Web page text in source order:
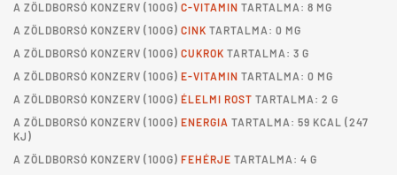
A ZÖLDBORSÓ KONZERV (100G) C-VITAMIN TARTALMA: 8 MG
A ZÖLDBORSÓ KONZERV (100G) CINK TARTALMA: 0 MG
A ZÖLDBORSÓ KONZERV (100G) CUKROK TARTALMA: 3 G
A ZÖLDBORSÓ KONZERV (100G) E-VITAMIN TARTALMA: 0 MG
A ZÖLDBORSÓ KONZERV (100G) ÉLELMI ROST TARTALMA: 2 G
A ZÖLDBORSÓ KONZERV (100G) ENERGIA TARTALMA: 59 KCAL (247
KJ)
A ZÖLDBORSÓ KONZERV (100G) FEHÉRJE TARTALMA: 4 G